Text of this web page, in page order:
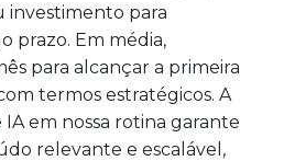
investimento para
prazo. Em média,
para alcançar a primeira
termos estratégicos. A
em nossa rotina garante
relevante e escalável,